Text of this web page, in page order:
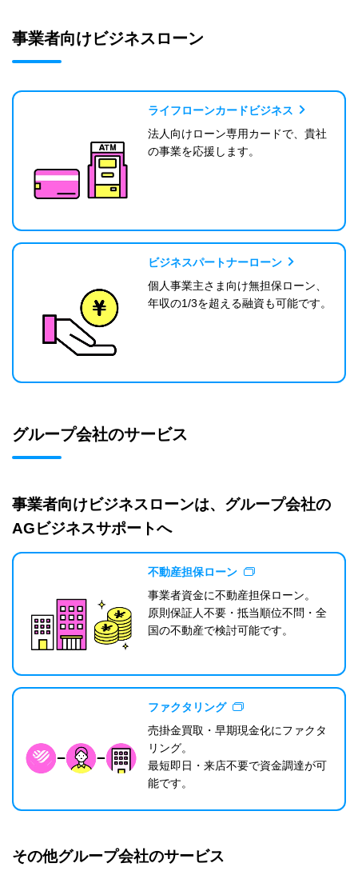
事業者向けビジネスローン
ライフローンカードビジネス
法人向けローン専用カードで、貴社
の事業を応援します。
ビジネスパートナーローン
個人事業主さま向け無担保ローン、
年収の1/3を超える融資も可能です。
グループ会社のサービス
事業者向けビジネスローンは、グループ会社の
AGビジネスサポートへ
不動産担保ローン
事業者資金に不動産担保ローン。
原則保証人不要・抵当順位不問・全
国の不動産で検討可能です。
ファクタリング
売掛金買取・早期現金化にファクタ
リング。
最短即日・来店不要で資金調達が可
能です。
その他グループ会社のサービス